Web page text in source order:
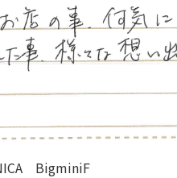
BigminiF